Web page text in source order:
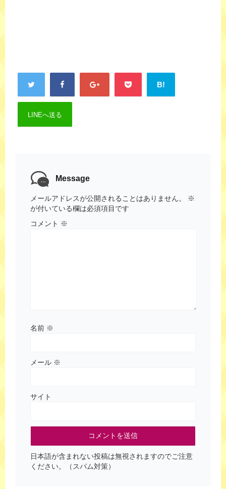
B!
LINEへ送る
Message
メールアドレスが公開されることはありません。
※
が付いている欄は必須項目です
コメント ※
名前 ※
メール ※
サイト
日本語が含まれない投稿は無視されますのでご注意
ください。（スパム対策）